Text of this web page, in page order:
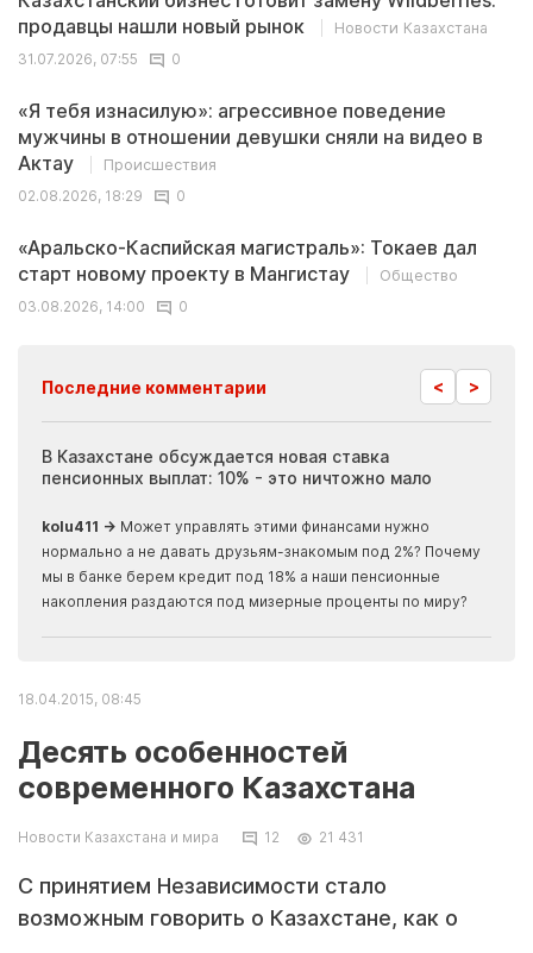
продавцы нашли новый рынок
Новости Казахстана
31.07.2026, 07:55
0
«Я тебя изнасилую»: агрессивное поведение
мужчины в отношении девушки сняли на видео в
Актау
Происшествия
02.08.2026, 18:29
0
«Аральско-Каспийская магистраль»: Токаев дал
старт новому проекту в Мангистау
Общество
03.08.2026, 14:00
0
Последние комментарии < >
В Казахстане обсуждается новая ставка
пенсионных выплат: 10% - это ничтожно мало
kolu411 → Может управлять этими финансами нужно
нормально а не давать друзьям-знакомым под 2%? Почему
мы в банке берем кредит под 18% а наши пенсионные
накопления раздаются под мизерные проценты по миру?
18.04.2015, 08:45
Десять особенностей
современного Казахстана
Новости Казахстана и мира 12 21 431
С принятием Независимости стало
возможным говорить о Казахстане, как о